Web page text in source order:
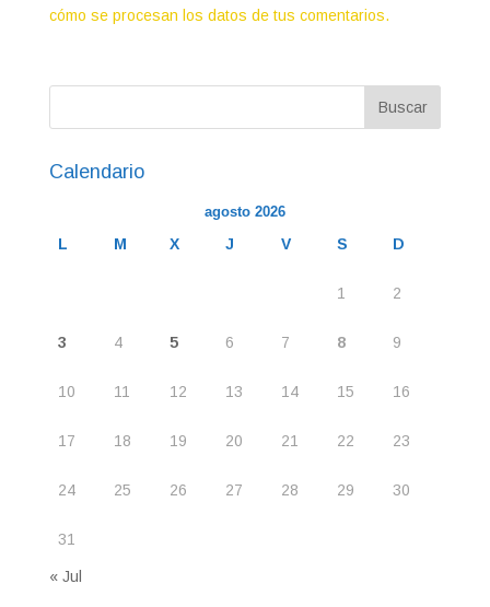
cómo se procesan los datos de tus comentarios.
Calendario
agosto 2026
L M X J V S D
1 2
3 4 5 6 7 8 9
10 11 12 13 14 15 16
17 18 19 20 21 22 23
24 25 26 27 28 29 30
31
« Jul